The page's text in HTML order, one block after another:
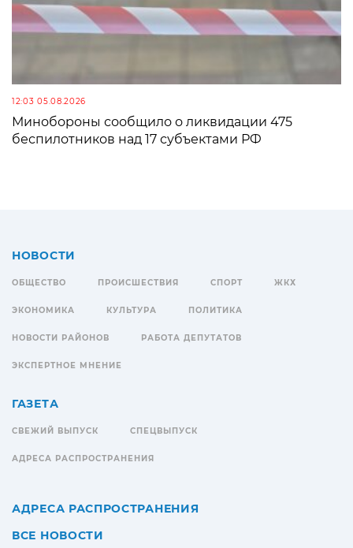
12:03 05.08.2026
Минобороны сообщило о ликвидации 475
беспилотников над 17 субъектами РФ
НОВОСТИ
ОБЩЕСТВО ПРОИСШЕСТВИЯ СПОРТ ЖКХ
ЭКОНОМИКА КУЛЬТУРА ПОЛИТИКА
НОВОСТИ РАЙОНОВ РАБОТА ДЕПУТАТОВ
ЭКСПЕРТНОЕ МНЕНИЕ
ГАЗЕТА
СВЕЖИЙ ВЫПУСК СПЕЦВЫПУСК
АДРЕСА РАСПРОСТРАНЕНИЯ
АДРЕСА РАСПРОСТРАНЕНИЯ
ВСЕ НОВОСТИ